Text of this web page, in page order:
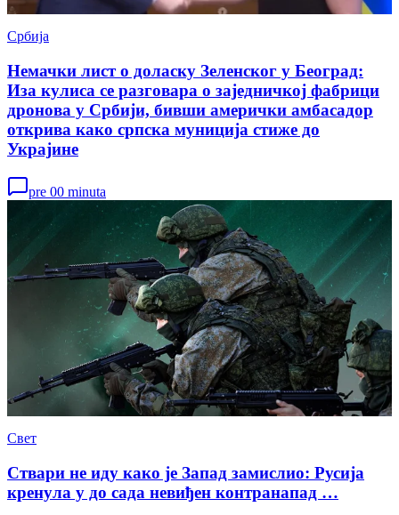
Србија
Немачки лист о доласку Зеленског у Београд:
Иза кулиса се разговара о заједничкој фабрици
дронова у Србији, бивши амерички амбасадор
открива како српска муниција стиже до
Украјине
pre 00 minuta
Свет
Ствари не иду како је Запад замислио: Русија
кренула у до сада невиђен контранапад …